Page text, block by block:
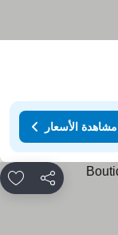
مشاهدة الأسعار
مشاركة